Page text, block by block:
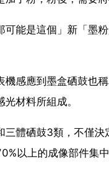
能是這個」新「墨
感應到墨盒硒鼓也
材料所組成。
體硒鼓3類，不僅
以上的成像部件集